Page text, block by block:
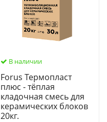
В наличии
Forus Термопласт
плюс - тёплая
кладочная смесь для
керамических блоков
20кг.